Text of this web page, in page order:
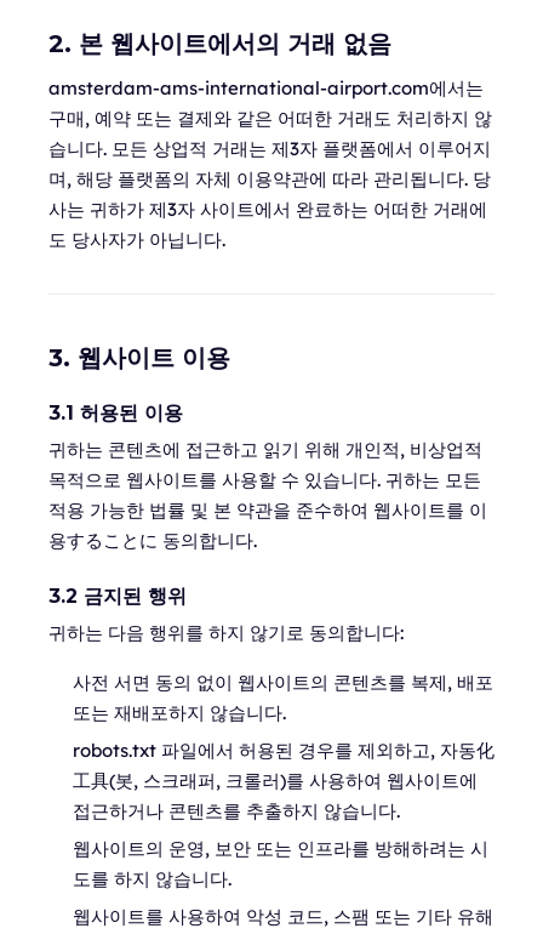
2. 본 웹사이트에서의 거래 없음
amsterdam-ams-international-airport.com에서는
구매, 예약 또는 결제와 같은 어떠한 거래도 처리하지 않
습니다. 모든 상업적 거래는 제3자 플랫폼에서 이루어지
며, 해당 플랫폼의 자체 이용약관에 따라 관리됩니다. 당
사는 귀하가 제3자 사이트에서 완료하는 어떠한 거래에
도 당사자가 아닙니다.
3. 웹사이트 이용
3.1 허용된 이용
귀하는 콘텐츠에 접근하고 읽기 위해 개인적, 비상업적
목적으로 웹사이트를 사용할 수 있습니다. 귀하는 모든
적용 가능한 법률 및 본 약관을 준수하여 웹사이트를 이
용することに 동의합니다.
3.2 금지된 행위
귀하는 다음 행위를 하지 않기로 동의합니다:
사전 서면 동의 없이 웹사이트의 콘텐츠를 복제, 배포
또는 재배포하지 않습니다.
robots.txt 파일에서 허용된 경우를 제외하고, 자동化
工具(봇, 스크래퍼, 크롤러)를 사용하여 웹사이트에
접근하거나 콘텐츠를 추출하지 않습니다.
웹사이트의 운영, 보안 또는 인프라를 방해하려는 시
도를 하지 않습니다.
웹사이트를 사용하여 악성 코드, 스팸 또는 기타 유해